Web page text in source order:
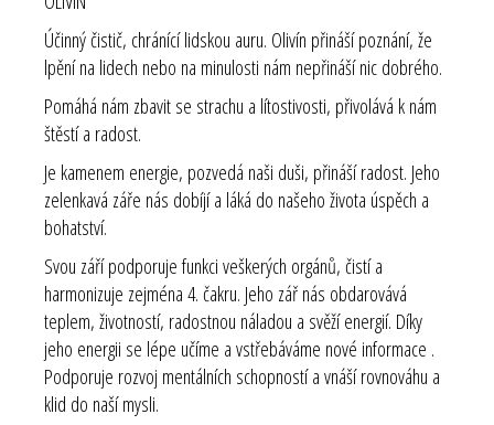
Účinný čistič, chránící lidskou auru. Olivín přináší poznání, že
lpění na lidech nebo na minulosti nám nepřináší nic dobrého.
Pomáhá nám zbavit se strachu a lítostivosti, přivolává k nám
štěstí a radost.
Je kamenem energie, pozvedá naši duši, přináší radost. Jeho
zelenkavá záře nás dobíjí a láká do našeho života úspěch a
bohatství.
Svou září podporuje funkci veškerých orgánů, čistí a
harmonizuje zejména 4. čakru. Jeho zář nás obdarovává
teplem, životností, radostnou náladou a svěží energií. Díky
jeho energii se lépe učíme a vstřebáváme nové informace .
Podporuje rozvoj mentálních schopností a vnáší rovnováhu a
klid do naší mysli.